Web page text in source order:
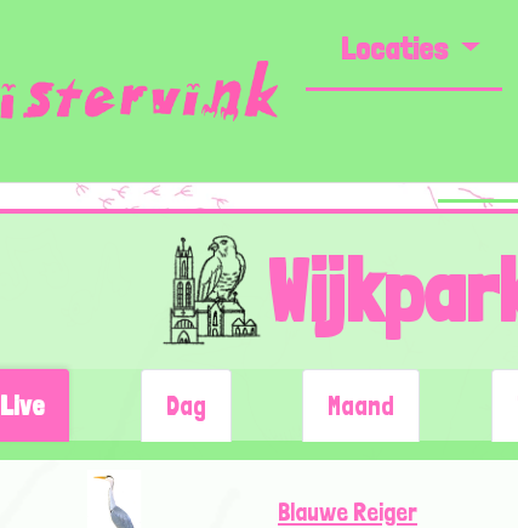
Locaties
Live Dag Maand
Blauwe Reiger